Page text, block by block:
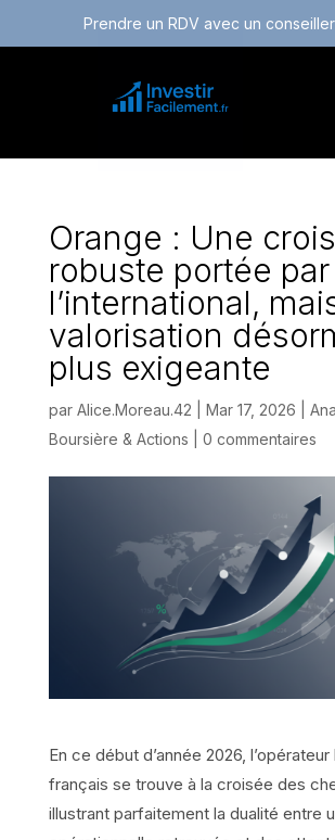
Prendre un RDV avec un
Orange : Une
robuste portée par
l’international,
valorisation
plus exigeante
par Alice.Moreau.42 Mar 17, 2026
Boursière & Actions
0 commentaires
En ce début d’année 2026,
français se trouve à la croisée des
illustrant parfaitement la dualité entre